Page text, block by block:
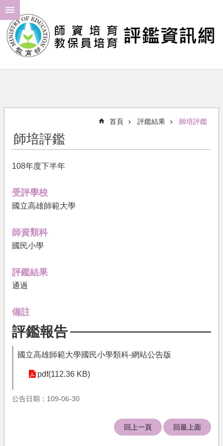
跳到主要內容區塊
進
階
搜
尋
新
年
計
評
鑑
果
文
下
載
育
機
構
相
關
首頁 評鑑結果 師培評鑑
師培評鑑
108年度下半年
受評學校
國立高雄師範大學
師資類科
國民小學
評鑑結果
通過
備註
評鑑報告
國立高雄師範大學國民小學類科-網站公告版
pdf(112.36 KB)
公告日期：109-06-30
回上一頁 回最上面